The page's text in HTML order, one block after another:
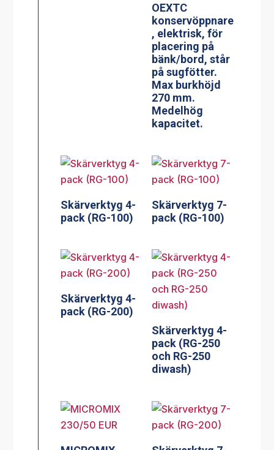
OEXTC
konservöppnare
, elektrisk, för
placering på
bänk/bord, står
på sugfötter.
Max burkhöjd
270 mm.
Medelhög
kapacitet.
Skärverktyg 4-
pack (RG-100)
Skärverktyg 7-
pack (RG-100)
Skärverktyg 4-
pack (RG-200)
Skärverktyg 4-
pack (RG-250
och RG-250
diwash)